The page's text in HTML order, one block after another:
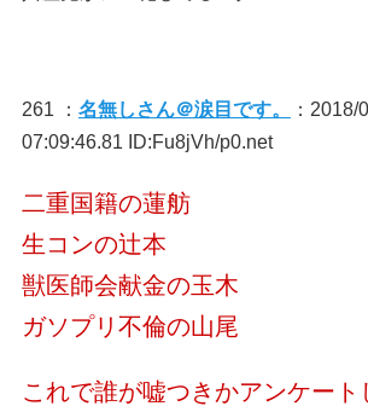
261 ： 名無しさん＠涙目です。
：2018/
07:09:46.81 ID:Fu8jVh/p0.net
二重国籍の蓮舫
生コンの辻本
獣医師会献金の玉木
ガソプリ不倫の山尾
これで誰が嘘つきかアンケート